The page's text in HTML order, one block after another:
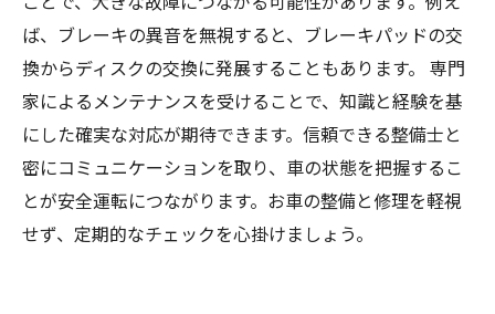
ば、ブレーキの異音を無視すると、ブレーキパッドの交
換からディスクの交換に発展することもあります。 専門
家によるメンテナンスを受けることで、知識と経験を基
にした確実な対応が期待できます。信頼できる整備士と
密にコミュニケーションを取り、車の状態を把握するこ
とが安全運転につながります。お車の整備と修理を軽視
せず、定期的なチェックを心掛けましょう。